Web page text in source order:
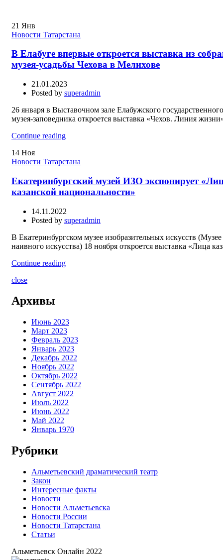
21 Янв
Новости Татарстана
В Елабуге впервые откроется выставка из
музея-усадьбы Чехова в Мелихове
21.01.2023
Posted by superadmin
26 января в Выставочном зале Елабужского государственного
музея-заповедника откроется выставка «Чехов. Линия
Continue reading
14 Ноя
Новости Татарстана
Екатеринбургский музей ИЗО экспонирует
казанской национальности»
14.11.2022
Posted by superadmin
В Екатеринбургском музее изобразительных искусств (Музее
наивного искусства) 18 ноября откроется выставка «Лица
Continue reading
close
Архивы
Июнь 2023
Март 2023
Февраль 2023
Январь 2023
Декабрь 2022
Ноябрь 2022
Октябрь 2022
Сентябрь 2022
Август 2022
Июль 2022
Июнь 2022
Май 2022
Январь 1970
Рубрики
Альметьевский драматический театр
Закон
Интересные факты
Новости
Новости Альметьевска
Новости России
Новости Татарстана
Статьи
Альметьевск Онлайн 2022